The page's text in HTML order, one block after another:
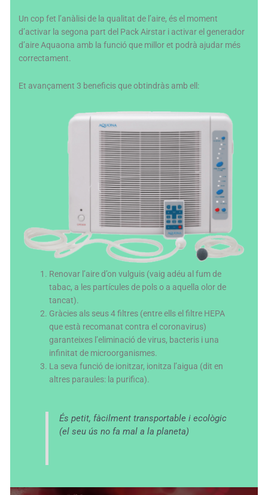
Un cop fet l’anàlisi de la qualitat de l’aire, és el moment
d’activar la segona part del Pack Airstar i activar el generador
d’aire Aquaona amb la funció que millor et podrà ajudar més
correctament.
Et avançament 3 beneficis que obtindràs amb ell:
Renovar l’aire d’on vulguis (vaig adéu al fum de
tabac, a les partícules de pols o a aquella olor de
tancat).
Gràcies als seus 4 filtres (entre ells el filtre HEPA
que està recomanat contra el coronavirus)
garanteixes l’eliminació de virus, bacteris i una
infinitat de microorganismes.
La seva funció de ionitzar, ionitza l’aigua (dit en
altres paraules: la purifica).
És petit, fàcilment transportable i ecològic
(el seu ús no fa mal a la planeta)